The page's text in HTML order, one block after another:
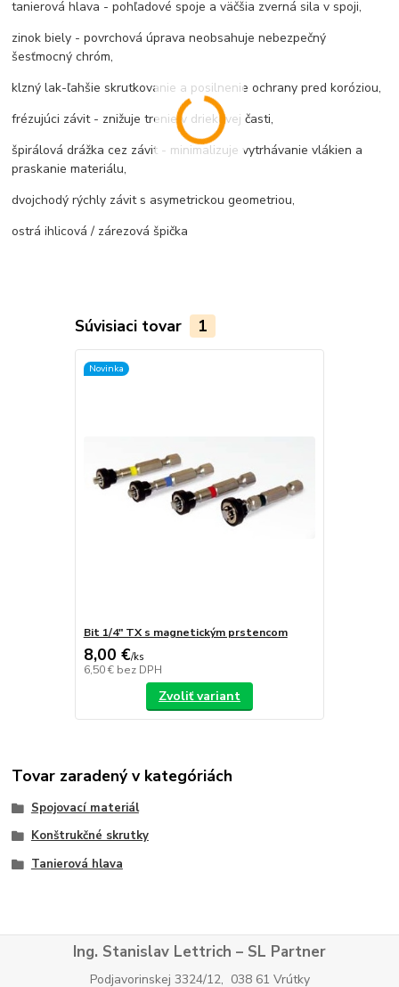
tanierová hlava - pohľadové spoje a väčšia zverná sila v spoji,
zinok biely - povrchová úprava neobsahuje nebezpečný
šesťmocný chróm,
klzný lak-ľahšie skrutkovanie a posilnenie ochrany pred koróziou,
frézujúci závit - znižuje trenie v driekovej časti,
špirálová drážka cez závit - minimalizuje vytrhávanie vlákien a
praskanie materiálu,
dvojchodý rýchly závit s asymetrickou geometriou,
ostrá ihlicová / zárezová špička
Súvisiaci tovar 1
Novinka
Bit 1/4" TX s magnetickým prstencom
8,00 €/ks
6,50 € bez DPH
Zvoliť variant
Tovar zaradený v kategóriách
Spojovací materiál
Konštrukčné skrutky
Tanierová hlava
Ing. Stanislav Lettrich – SL Partner
Podjavorinskej 3324/12, 038 61 Vrútky